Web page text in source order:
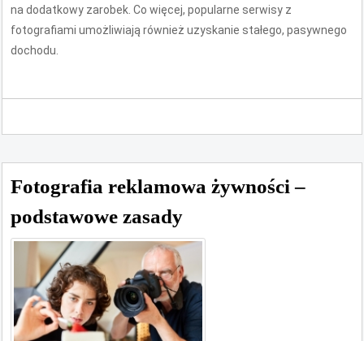
na dodatkowy zarobek. Co więcej, popularne serwisy z
fotografiami umożliwiają również uzyskanie stałego, pasywnego
dochodu.
Fotografia reklamowa żywności –
podstawowe zasady